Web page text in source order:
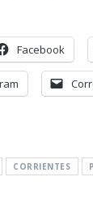
Facebook
CORRIENTES